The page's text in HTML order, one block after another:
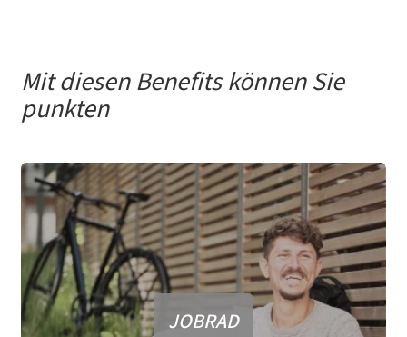
Mit diesen Benefits können Sie
punkten
JOBRAD